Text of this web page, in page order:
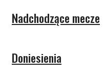
Nadchodzące mecze
Doniesienia